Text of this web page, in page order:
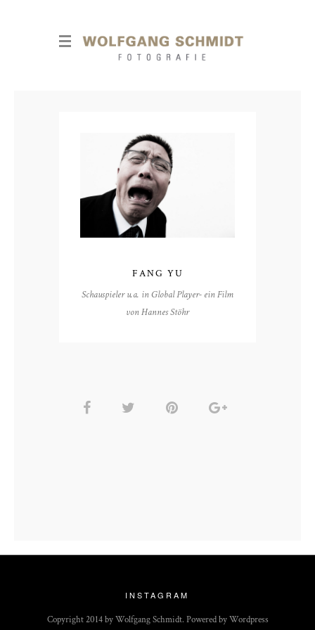
FANG YU
Schauspieler u.a. in Global Player- ein Film
von Hannes Stöhr
INSTAGRAM
Copyright 2014 by Wolfgang Schmidt. Powered by Wordpress